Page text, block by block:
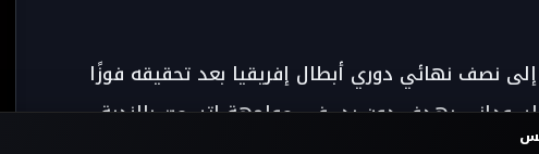
إلى نصف نهائي دوري أبطال إفريقيا بعد تحقيقه فوزًا
بهدف دون رد، في مواجهة اتسمت بالندية